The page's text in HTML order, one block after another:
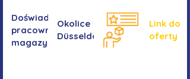
Doświadczony
pracownik/pracownica
magazynu
Okolice
Düsseldorf
Link do
oferty